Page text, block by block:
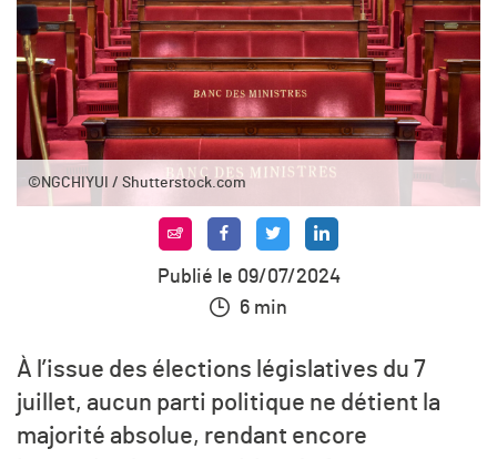
©NGCHIYUI / Shutterstock.com
Publié le 09/07/2024
6 min
À l’issue des élections législatives du 7
juillet, aucun parti politique ne détient la
majorité absolue, rendant encore